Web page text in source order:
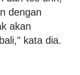
dengan
akan
kata dia.